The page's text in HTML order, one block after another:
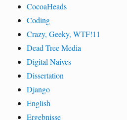
CocoaHeads
Coding
Crazy, Geeky, WTF!11
Dead Tree Media
Digital Naives
Dissertation
Django
English
Ergebnisse